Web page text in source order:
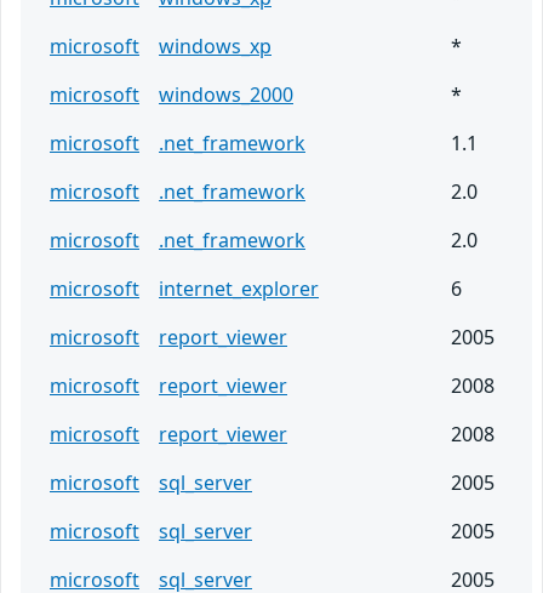
microsoft
windows_xp
*
microsoft
windows_2000
*
microsoft
.net_framework
1.1
microsoft
.net_framework
2.0
microsoft
.net_framework
2.0
microsoft
internet_explorer
6
microsoft
report_viewer
2005
microsoft
report_viewer
2008
microsoft
report_viewer
2008
microsoft
sql_server
2005
microsoft
sql_server
2005
microsoft
sql_server 2005